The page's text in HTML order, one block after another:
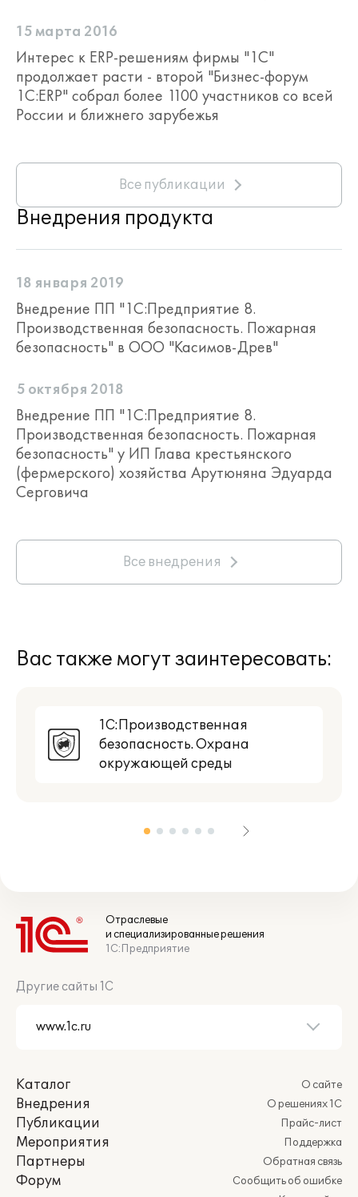
15 марта 2016
Интерес к ERP-решениям фирмы "1С"
продолжает расти - второй "Бизнес-форум
1С:ERP" собрал более 1100 участников со всей
России и ближнего зарубежья
Все публикации
Внедрения продукта
18 января 2019
Внедрение ПП "1С:Предприятие 8.
Производственная безопасность. Пожарная
безопасность" в ООО "Касимов-Древ"
5 октября 2018
Внедрение ПП "1С:Предприятие 8.
Производственная безопасность. Пожарная
безопасность" у ИП Глава крестьянского
(фермерского) хозяйства Арутюняна Эдуарда
Серговича
Все внедрения
Вас также могут заинтересовать:
1С:Производственная
безопасность. Охрана
окружающей среды
Отраслевые
и специализированные решения
1С:Предприятие
Другие сайты 1С
Каталог
Внедрения
Публикации
Мероприятия
Партнеры
Форум
О сайте
О решениях 1С
Прайс-лист
Поддержка
Обратная связь
Сообщить об ошибке